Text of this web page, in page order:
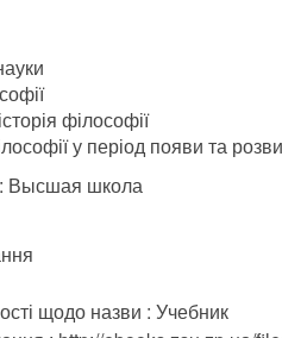
філософії
у період появи та
Высшая школа
щодо назви : Учебник